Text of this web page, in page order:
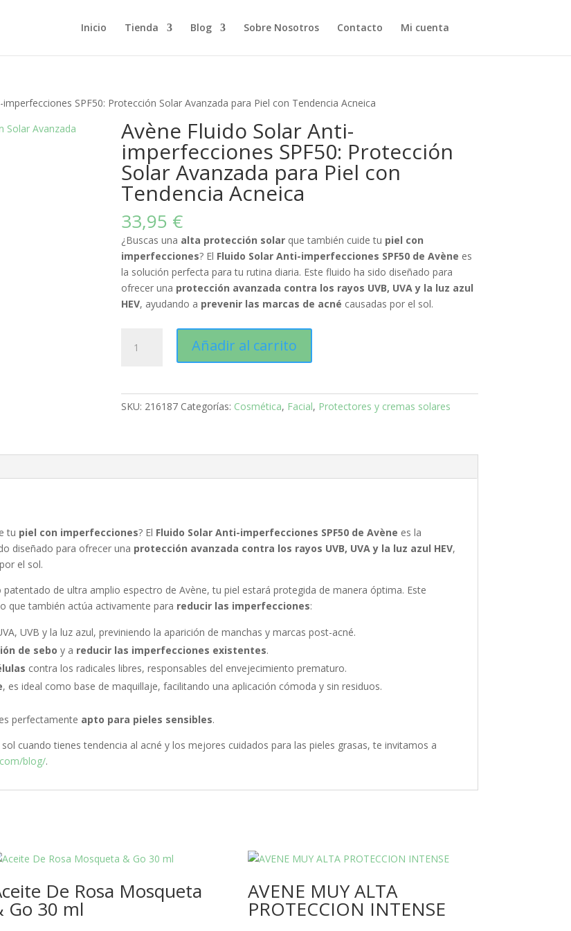
Inicio Tienda Blog Sobre Nosotros Contacto Mi cuenta
SPF50: Protección Solar Avanzada para Piel con Tendencia Acneica
Avène Fluido Solar Anti-
imperfecciones SPF50: Protección
Solar Avanzada para Piel con
Tendencia Acneica
33,95 €
¿Buscas una alta protección solarque también cuide tu piel con
imperfecciones? El Fluido Solar Anti-imperfecciones SPF50 de Avène es
la solución perfecta para tu rutina diaria. Este fluido ha sido diseñado para
ofrecer una protección avanzada contra los rayos UVB, UVA y la luz azul
HEV, ayudando a prevenir las marcas de acné causadas por el sol.
Fluido
para
Tendencia
Acneica
cantidad
Añadir al carrito
SKU: 216187 Categorías: Cosmética, Facial, Protectores y cremas solares
tu piel con imperfecciones? El Fluido Solar Anti-imperfecciones SPF50 de Avène es la
diseñado para ofrecer una protección avanzada contra los rayos UVB, UVA y la luz azul HEV,
el sol.
de ultra amplio espectro de Avène, tu piel estará protegida de manera óptima. Este
que también actúa activamente para reducir las imperfecciones:
UVB y la luz azul, previniendo la aparición de manchas y marcas post-acné.
de sebo y a reducir las imperfecciones existentes.
contra los radicales libres, responsables del envejecimiento prematuro.
, es ideal como base de maquillaje, facilitando una aplicación cómoda y sin residuos.
perfectamente apto para pieles sensibles.
cuando tienes tendencia al acné y los mejores cuidados para las pieles grasas, te invitamos a
blog/.
De Rosa Mosqueta
Go 30 ml
AVENE MUY ALTA
PROTECCION INTENSE